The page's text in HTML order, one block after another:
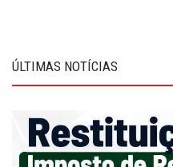
ÚLTIMAS NOTÍCIAS